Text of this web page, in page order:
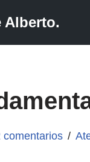
Alberto.
comentarios